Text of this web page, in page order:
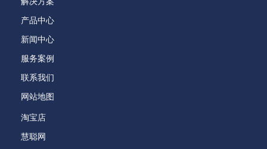
产品中心
新闻中心
服务案例
联系我们
网站地图
淘宝店
慧聪网